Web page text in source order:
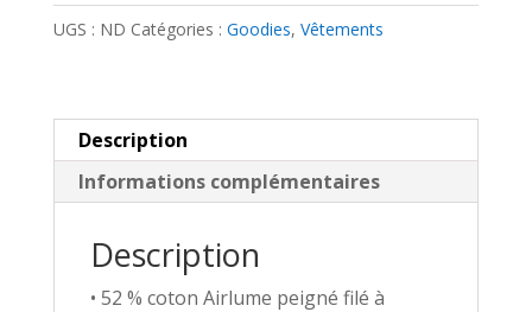
capuche
armure
Shaman
brodé
UGS : ND Catégories : Goodies, Vêtements
Description
Informations complémentaires
Description
• 52 % coton Airlume peigné filé à